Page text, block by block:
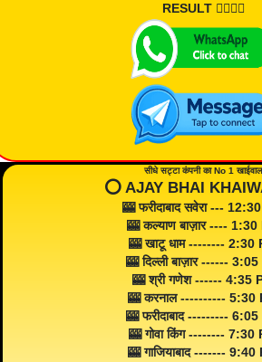
RESULT 👇🏾👇🏾
सीधे सट्टा कंपनी का No 1 खाईवाल
⭕️ AJAY BHAI
🎰 फरीदाबाद सवेरा ---
🎰 कल्याण बाज़ार ---- 1:30
🎰 खाटू धाम -------- 2:30
🎰 दिल्ली बाज़ार ------
🎰 श्री गणेश ------ 4:35
🎰 करनाल ---------- 5:30
🎰 फरीदाबाद --------- 6:05
🎰 गोवा किंग -------- 7:30
🎰 गाजियाबाद ------- 9:40